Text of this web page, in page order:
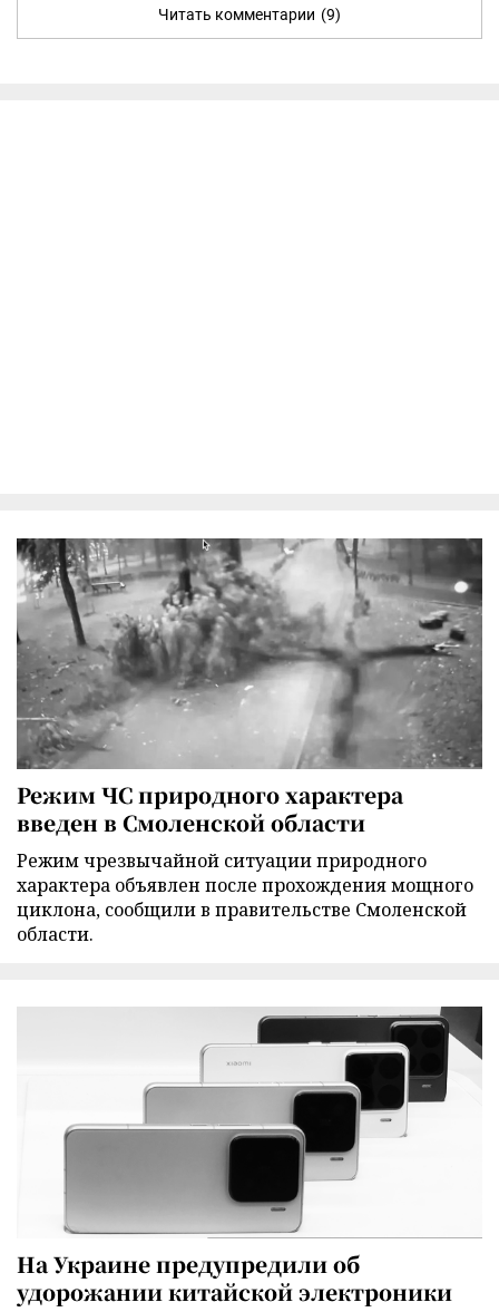
Читать комментарии (9)
Режим ЧС природного характера
введен в Смоленской области
Режим чрезвычайной ситуации природного
характера объявлен после прохождения мощного
циклона, сообщили в правительстве Смоленской
области.
На Украине предупредили об
удорожании китайской электроники